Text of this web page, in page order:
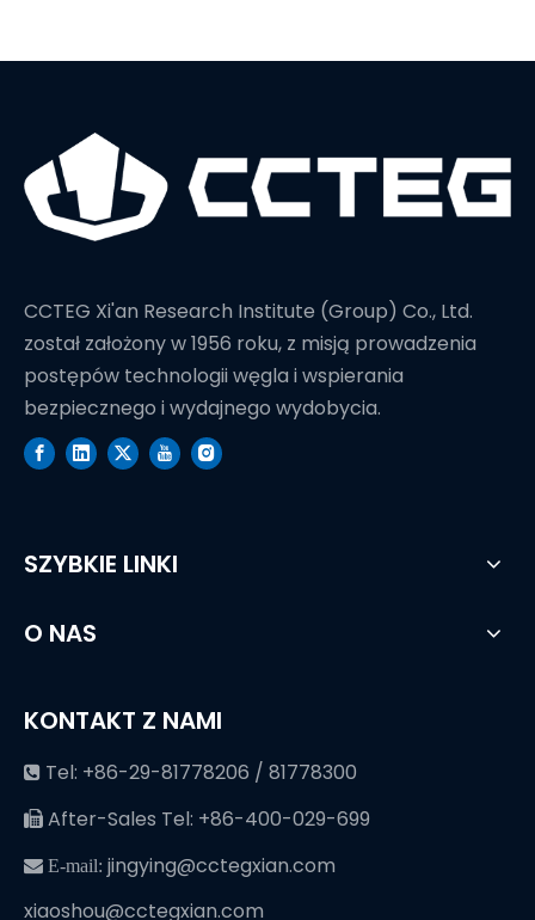
CCTEG Xi'an Research Institute (Group) Co., Ltd.
został założony w 1956 roku, z misją prowadzenia
postępów technologii węgla i wspierania
bezpiecznego i wydajnego wydobycia.
SZYBKIE LINKI
O NAS
KONTAKT Z NAMI
 Tel: +86-29-81778206 / 81778300
 After-Sales Tel: +86-400-029-699
 E-mail: jingying@cctegxian.com
xiaoshou@cctegxian.com